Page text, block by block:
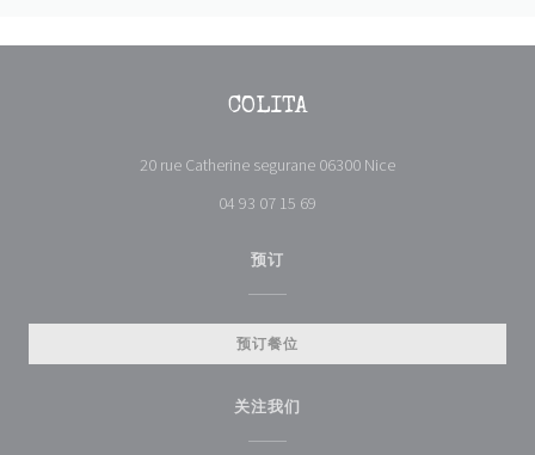
COLITA
20 rue Catherine segurane 06300 Nice((在新窗口中打开))
04 93 07 15 69
预订
预订餐位
关注我们